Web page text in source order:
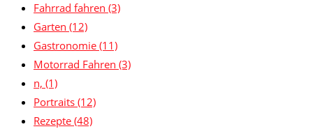
Fahrrad fahren (3)
Garten (12)
Gastronomie (11)
Motorrad Fahren (3)
n, (1)
Portraits (12)
Rezepte (48)